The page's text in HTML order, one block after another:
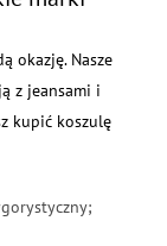
okazję. Nasze
z jeansami i
kupić koszulę